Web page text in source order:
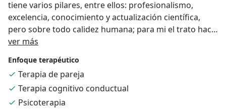
tiene varios pilares, entre ellos: profesionalismo,
excelencia, conocimiento y actualización científica,
pero sobre todo calidez humana; para mi el trato hacia
el otro es el punto de partida para un proceso exitoso,
por ello me gusta que el espacio de consulta sea
tranquilo, seguro y confiable para así poder ayudar a
mis pacientes. Lo mas importante para mi es aportar a
que cada uno de ustedes sienta satisfacción y plenitud
con la vida que están construyendo, por eso
ver más
Enfoque terapéutico
Terapia de pareja
Terapia cognitivo conductual
Psicoterapia